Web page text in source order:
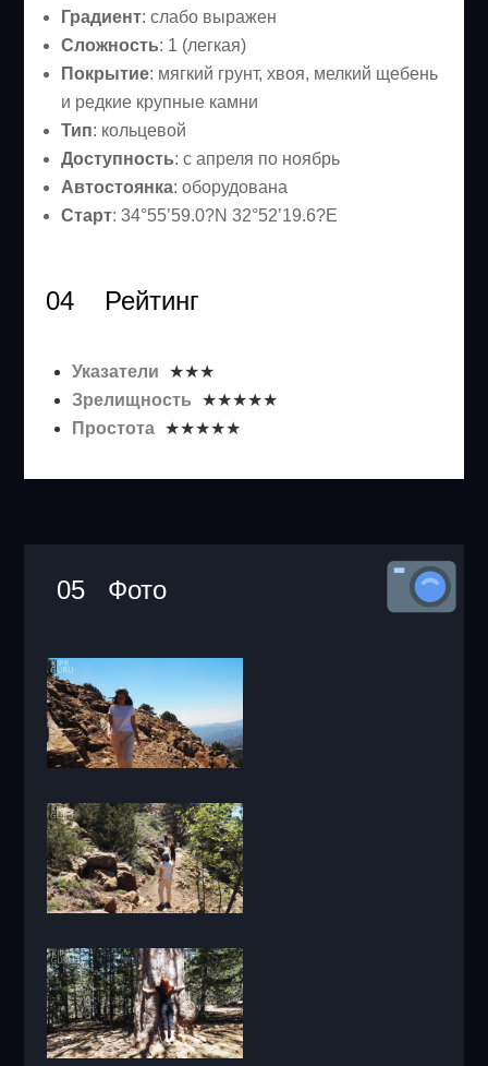
Градиент: слабо выражен
Сложность: 1 (легкая)
Покрытие: мягкий грунт, хвоя, мелкий щебень
и редкие крупные камни
Тип: кольцевой
Доступность: с апреля по ноябрь
Автостоянка: оборудована
Старт: 34°55’59.0?N 32°52’19.6?E
04 Рейтинг
Указатели
★★★
Зрелищность
★★★★★
Простота ★★★★★
05 Фото